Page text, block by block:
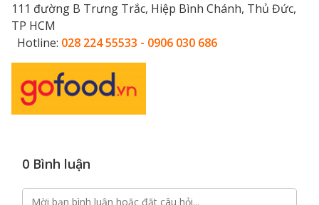
111 đường B Trưng Trắc, Hiệp Bình Chánh, Thủ Đức,
TP HCM
Hotline: 028 224 55533 - 0906 030 686
0 Bình luận